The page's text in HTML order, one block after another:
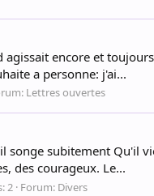
encore et
a personne: j'ai...
Lettres ouvertes
songe subitement Qu'il
des courageux. Le...
2 Forum: Divers